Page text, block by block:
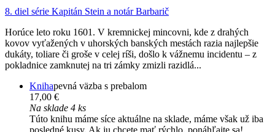
8. diel série Kapitán Stein a notár Barbarič
Horúce leto roku 1601. V kremnickej mincovni, kde z drahých
kovov vyťažených v uhorských banských mestách razia najlepšie
dukáty, toliare či groše v celej ríši, došlo k vážnemu incidentu – z
pokladnice zamknutej na tri zámky zmizli razidlá...
Knihapevná väzba s prebalom
17,00 €
Na sklade 4 ks
Túto knihu máme síce aktuálne na sklade, máme však už iba